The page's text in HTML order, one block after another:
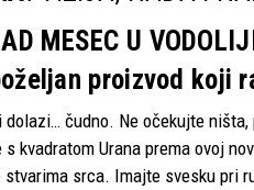
MESEC U
proizvod koji
čudno. Ne očekujte
kvadratom Urana prema ovoj
stvarima srca. Imajte svesku pri